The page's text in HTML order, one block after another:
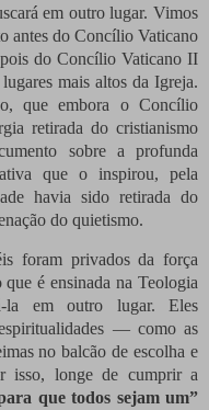
em outro lugar. Vimos
antes do Concílio Vaticano
do Concílio Vaticano II
mais altos da Igreja.
que embora o Concílio
retirada do cristianismo
sobre a profunda
que o inspirou, pela
havia sido retirada do
do quietismo.
foram privados da força
é ensinada na Teologia
la em outro lugar. Eles
— como as
no balcão de escolha e
isso, longe de cumprir a
que todos sejam um”